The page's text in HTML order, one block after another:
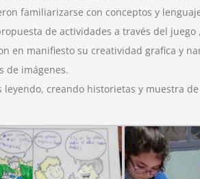
familiarizarse con conceptos y
de actividades a través del juego
en manifiesto su creatividad grafica y
de imágenes.
creando historietas y muestra